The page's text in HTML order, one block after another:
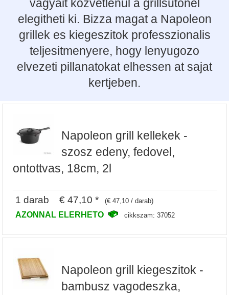
vagyait kozvetlenul a grillsutonel
elegitheti ki. Bizza magat a Napoleon
grillek es kiegeszitok professzionalis
teljesitmenyere, hogy lenyugozo
elvezeti pillanatokat elhessen at sajat
kertjeben.
Napoleon grill kellekek -
szosz edeny, fedovel,
ontottvas, 18cm, 2l
1 darab € 47,10 * (€ 47,10 / darab)
AZONNAL ELERHETO cikkszam: 37052
Napoleon grill kiegeszitok -
bambusz vagodeszka,